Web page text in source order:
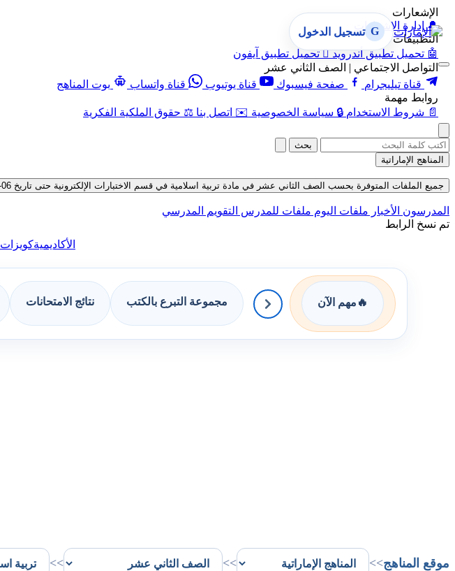
الإشعارات
🔔 إدارة الإشعارات
التطبيقات
🤖 تحميل تطبيق أندرويد  تحميل تطبيق آيفون
التواصل الاجتماعي | الصف الثاني عشر
قناة تيليجرام
صفحة فيسبوك قناة يوتيوب قناة واتساب
بوت المناهج
روابط مهمة
📄 شروط الاستخدام 🔒 سياسة الخصوصية ✉️ اتصل بنا ⚖️ حقوق الملكية الفكرية
G تسجيل الدخول
بحث
المناهج الإماراتية
جميع الملفات المتوفرة بحسب الصف الثاني عشر في مادة تربية اسلامية في قسم الاختبارات الإلكترونية حتى تاريخ 06-08-2026
المدرسون الأخبار ملفات اليوم ملفات للمدرس التقويم المدرسي
تم نسخ الرابط
الأكاديميةكويزات
🔥 مهم الآن مجموعة التبرع بالكتب نتائج الامتحانات
موقع المناهج>>
>>
>>